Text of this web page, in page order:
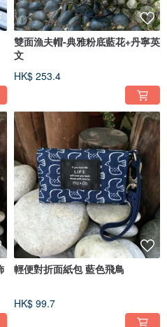
雙面漁夫帽-典雅粉底藍花+丹寧英
文
HK$ 253.4
輕便對折面紙包 藍色飛鳥
HK$ 99.7